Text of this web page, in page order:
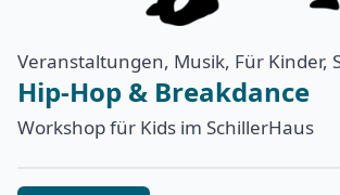
Veranstaltungen, Musik, Für Kinder,
Hip-Hop & Breakdance
Workshop für Kids im SchillerHaus